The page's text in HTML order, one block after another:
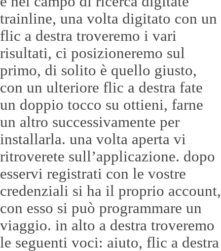
trainline, una volta digitato con un
flic a destra troveremo i vari
risultati, ci posizioneremo sul
primo, di solito è quello giusto,
con un ulteriore flic a destra fate
un doppio tocco su ottieni, farne
un altro successivamente per
installarla. una volta aperta vi
ritroverete sull’applicazione. dopo
esservi registrati con le vostre
credenziali si ha il proprio account,
con esso si può programmare un
viaggio. in alto a destra troveremo
le seguenti voci: aiuto, flic a destra